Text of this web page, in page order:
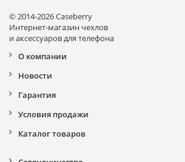
© 2014-2026 Caseberry
Интернет-магазин чехлов
и аксессуаров для телефона
О компании
Новости
Гарантия
Условия продажи
Каталог товаров